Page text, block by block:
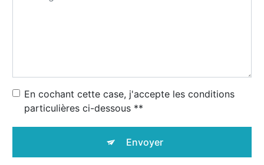
En cochant cette case, j'accepte les conditions
particulières ci-dessous **
Envoyer